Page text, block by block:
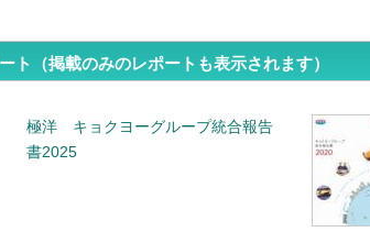
ト（掲載のみのレポートも表示されます）
極洋 キョクヨーグループ統合報告
書2025